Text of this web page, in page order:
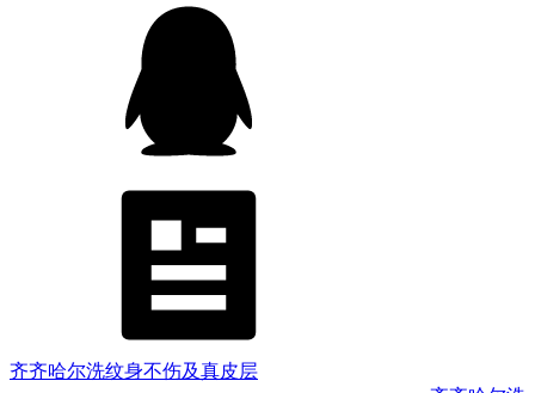
齐齐哈尔洗纹身不伤及真皮层